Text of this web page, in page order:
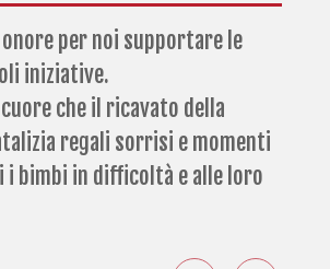
onore per noi supportare le
iniziative.
che il ricavato della
regali sorrisi e momenti
bimbi in difficoltà e alle loro